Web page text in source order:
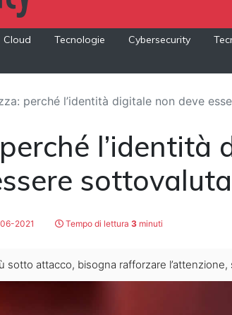
Cloud Tecnologie Cybersecurity
perché l’identità digitale non deve
l’identità
2021 Tempo di lettura 3 minuti
sotto attacco, bisogna rafforzare